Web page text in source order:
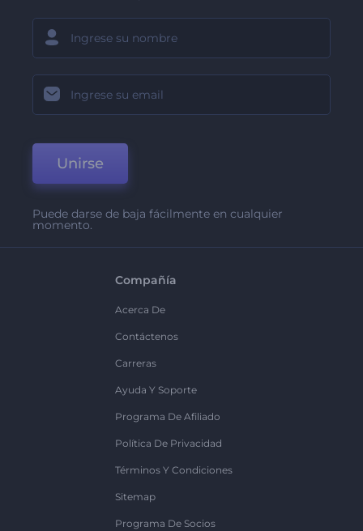
Unirse
Puede darse de baja fácilmente en cualquier
momento.
Compañía
Acerca De
Contáctenos
Carreras
Ayuda Y Soporte
Programa De Afiliado
Política De Privacidad
Términos Y Condiciones
Sitemap
Programa De Socios